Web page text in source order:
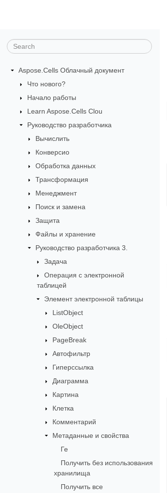
Aspose.Cells Облачный документ
Что нового?
Начало работы
Learn Aspose.Cells Clou
Руководство разработчика
Вычислить
Конверсио
Обработка данных
Трансформация
Менеджмент
Поиск и замена
Защита
Файлы и хранение
Руководство разработчика 3.
Задача
Операция с электронной
таблицей
Элемент электронной таблицы
ListObject
OleObject
PageBreak
Автофильтр
Гиперссылка
Диаграмма
Картина
Клетка
Комментарий
Метаданные и свойства
Ге
Получить без использования
хранилища
Получить все